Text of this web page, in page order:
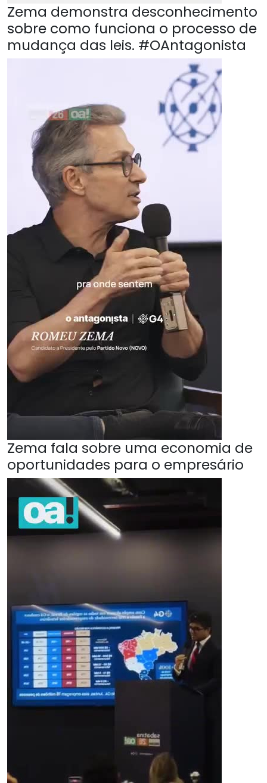
Zema demonstra desconhecimento
sobre como funciona o processo de
mudança das leis. #OAntagonista
Zema fala sobre uma economia de
oportunidades para o empresário